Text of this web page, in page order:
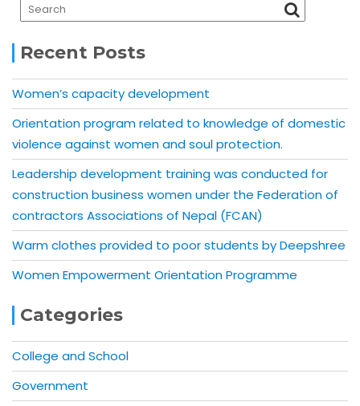
Recent Posts
Women’s capacity development
Orientation program related to knowledge of domestic
violence against women and soul protection.
Leadership development training was conducted for
construction business women under the Federation of
contractors Associations of Nepal (FCAN)
Warm clothes provided to poor students by Deepshree
Women Empowerment Orientation Programme
Categories
College and School
Government